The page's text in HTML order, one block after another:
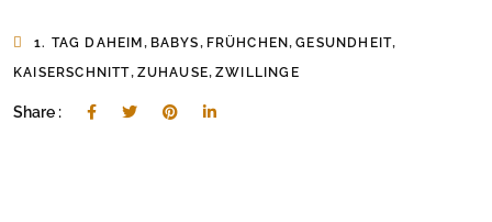
1. TAG DAHEIM, BABYS, FRÜHCHEN,GESUNDHEIT,
KAISERSCHNITT, ZUHAUSE,ZWILLINGE
Share :